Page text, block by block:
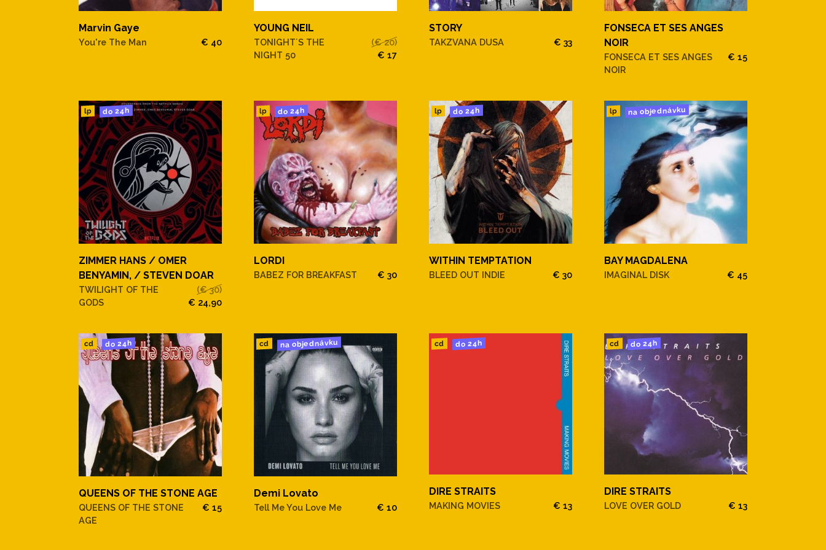
Marvin Gaye
You're The Man € 40
YOUNG NEIL
TONIGHT´S THE
NIGHT 50
(€ 20)
€ 17
STORY
TAKZVANA DUSA € 33
FONSECA ET SES ANGES
NOIR
FONSECA ET SES ANGES
NOIR
€ 15
lp do 24h
ZIMMER HANS / OMER
BENYAMIN, / STEVEN DOAR
TWILIGHT OF THE
GODS
(€ 30)
€ 24,90
lp do 24h
LORDI
BABEZ FOR BREAKFAST € 30
lp do 24h
WITHIN TEMPTATION
BLEED OUT INDIE € 30
lp na objednávku
BAY MAGDALENA
IMAGINAL DISK € 45
cd do 24h
QUEENS OF THE STONE AGE
QUEENS OF THE STONE
AGE
€ 15
cd na objednávku
Demi Lovato
Tell Me You Love Me € 10
cd do 24h
DIRE STRAITS
MAKING MOVIES € 13
cd do 24h
DIRE STRAITS
LOVE OVER GOLD € 13